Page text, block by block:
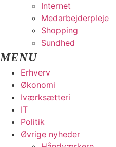
Internet
Medarbejderpleje
Shopping
Sundhed
Erhverv
Økonomi
Iværksætteri
IT
Politik
Øvrige nyheder